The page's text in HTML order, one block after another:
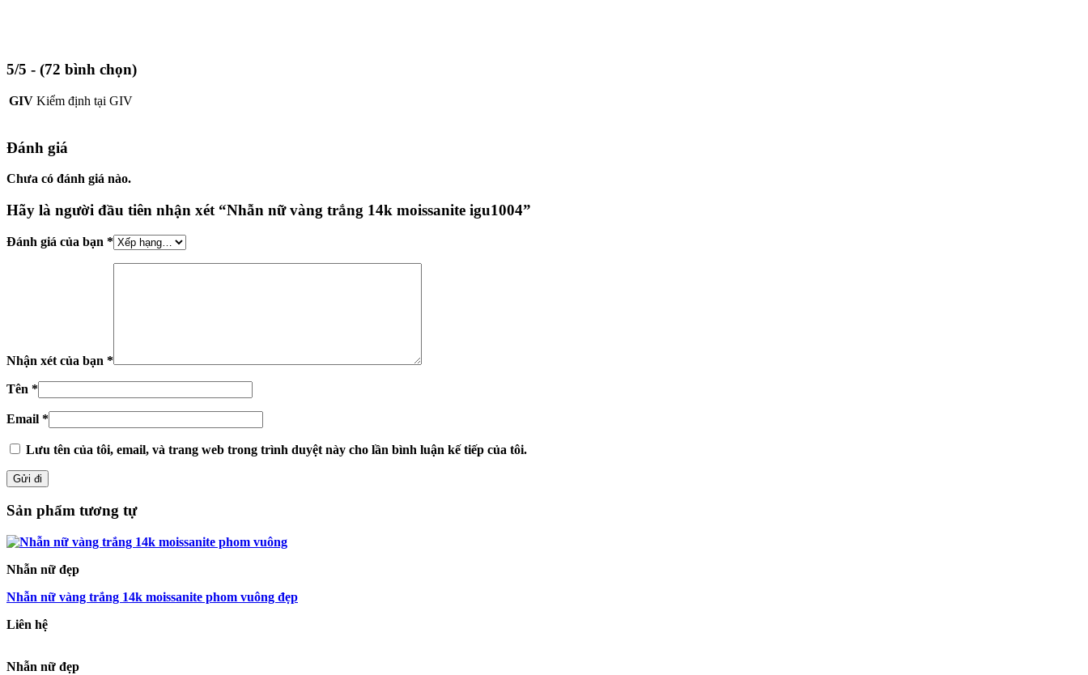
5/5 - (72 bình chọn)
GIV Kiểm định tại GIV
Đánh giá
Chưa có đánh giá nào.
Hãy là người đầu tiên nhận xét “Nhẫn nữ vàng trắng 14k moissanite igu1004”
Đánh giá của bạn *
Nhận xét của bạn *
Tên *
Email *
Lưu tên của tôi, email, và trang web trong trình duyệt này cho lần bình luận kế tiếp của tôi.
Sản phẩm tương tự
Nhẫn nữ đẹp
Nhẫn nữ vàng trắng 14k moissanite phom vuông đẹp
Liên hệ
Nhẫn nữ đẹp